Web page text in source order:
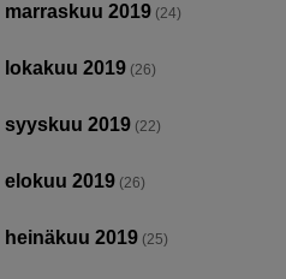
marraskuu 2019 (24)
lokakuu 2019 (26)
syyskuu 2019 (22)
elokuu 2019 (26)
heinäkuu 2019 (25)